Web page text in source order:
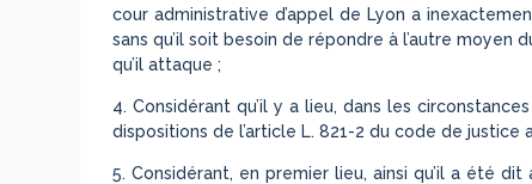
cour administrative d’appel de Lyon a
sans qu’il soit besoin de répondre à l’autre moyen
qu’il attaque ;
4. Considérant qu’il y a lieu, dans les
dispositions de l’article L. 821-2 du code de justice
5. Considérant, en premier lieu, ainsi qu’il a été